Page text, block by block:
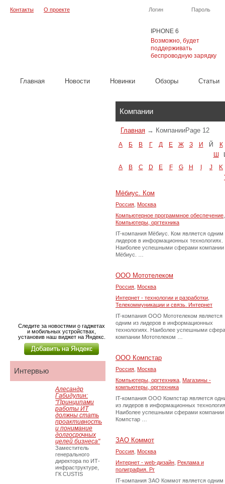
IPHONE 6
Возможно, будет
поддерживать
беспроводную зарядку
Логин Пароль
Контакты О проекте
Главная Новости Новинки Обзоры Cтатьи
Компании
Главная → КомпанииPage 12
А Б В Г Д Е Ж З И Й
К
Ш
A
B C D E F G H J
K
Мёбиус. Ком
Россия Москва
Компьютерное программное обеспечение
Компьютеры, оргтехника
IT-компания Мёбиус. Ком является одним
лидеров в информационных технологиях.
Наиболее успешными сферами компании
Мёбиус. …
ООО Мототелеком
Россия Москва
Интернет - технологии и разработки
Телекоммуникации и связь. Интернет
IT-компания ООО Мототелеком является
одним из лидеров в информационных
технологиях. Наиболее успешными
компании Мототелеком …
ООО Компстар
Россия Москва
Компьютеры, оргтехника Магазины -
компьютеры, оргтехника
IT-компания ООО Компстар является
из лидеров в информационных
Наиболее успешными сферами компании
Компстар …
ЗАО Коммот
Россия Москва
Интернет - web-дизайн Реклама и
полиграфия. Pr
IT-компания ЗАО Коммот является одним
Следите за новостями о гаджетах
и мобильных устройствах,
установив наш виджет на Яндекс.
Интервью
Алесандр
Габидулин:
"Принципами
работы ИТ
должны стать
проактивность
и понимание
долгосрочных
целей бизнеса"
Заместитель
генерального
директора по ИТ-
инфраструктуре,
ГК CUSTIS